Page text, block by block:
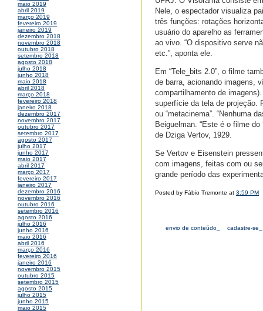
maio 2019
abril 2019
março 2019
fevereiro 2019
janeiro 2019
dezembro 2018
novembro 2018
outubro 2018
setembro 2018
agosto 2018
julho 2018
junho 2018
maio 2018
abril 2018
março 2018
fevereiro 2018
janeiro 2018
dezembro 2017
novembro 2017
outubro 2017
setembro 2017
agosto 2017
julho 2017
junho 2017
maio 2017
abril 2017
março 2017
fevereiro 2017
janeiro 2017
dezembro 2016
novembro 2016
outubro 2016
setembro 2016
agosto 2016
julho 2016
junho 2016
maio 2016
abril 2016
março 2016
fevereiro 2016
janeiro 2016
novembro 2015
outubro 2015
setembro 2015
agosto 2015
julho 2015
junho 2015
maio 2015
Nele, o espectador visualiza
três funções: rotações
usuário do aparelho as
ao vivo. “O dispositivo serve
etc.”, aponta ele.
Em “Tele_bits 2.0”, o filme
de barra, acionando imagens,
compartilhamento de
superfície da tela de projeção.
ou “metacinema”. “Nenhuma
Beiguelman. “Este é o filme
de Dziga Vertov, 1929.
Se Vertov e Eisenstein
com imagens, feitas com ou
grande período das
Posted by Fábio Tremonte at 3:59 PM
envio de conteúdo_ cadastre-se_